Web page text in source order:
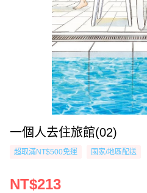
一個人去住旅館(02)
超取滿NT$500免運 國家/地區配送
NT$213